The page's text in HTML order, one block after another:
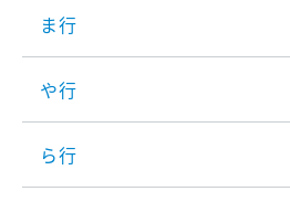
ま行
や行
ら行